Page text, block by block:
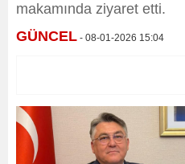
makamında ziyaret etti.
GÜNCEL - 08-01-2026 15:04